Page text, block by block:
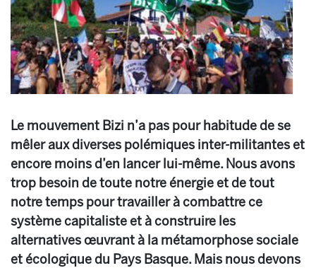
Le mouvement Bizi n’a pas pour habitude de se
mêler aux diverses polémiques inter-militantes et
encore moins d’en lancer lui-même. Nous avons
trop besoin de toute notre énergie et de tout
notre temps pour travailler à combattre ce
système capitaliste et à construire les
alternatives œuvrant à la métamorphose sociale
et écologique du Pays Basque. Mais nous devons